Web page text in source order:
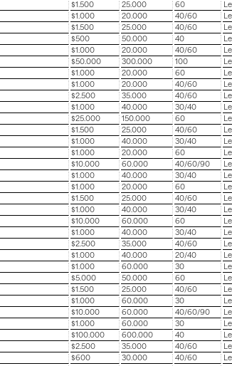
$1.500 25.000 60
$1.000 20.000 40/60
$1.500 25.000 40/60
$500 50.000 40
$1.000 20.000 40/60
$50.000 300.000 100
$1.000 20.000 60
$1.000 20.000 40/60
$2.500 35.000 40/60
$1.000 40.000 30/40
$25.000 150.000 60
$1.500 25.000 40/60
$1.000 40.000 30/40
$1.000 20.000 60
$10.000 60.000 40/60/90
$1.000 40.000 30/40
$1.000 20.000 60
$1.500 25.000 40/60
$1.000 40.000 30/40
$10.000 60.000 60
$1.000 40.000 30/40
$2.500 35.000 40/60
$1.000 40.000 20/40
$1.000 60.000 30
$5.000 50.000 60
$1.500 25.000 40/60
$1.000 60.000 30
$10.000 60.000 40/60/90
$1.000 60.000 30
$100.000 600.000 40
$2.500 35.000 40/60
$600 30.000 40/60